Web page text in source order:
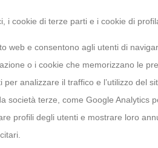
cookie di terze parti e i cookie di
web e consentono agli utenti di
o i cookie che memorizzano le
analizzare il traffico e l’utilizzo del
terze, come Google Analytics
profili degli utenti e mostrare loro